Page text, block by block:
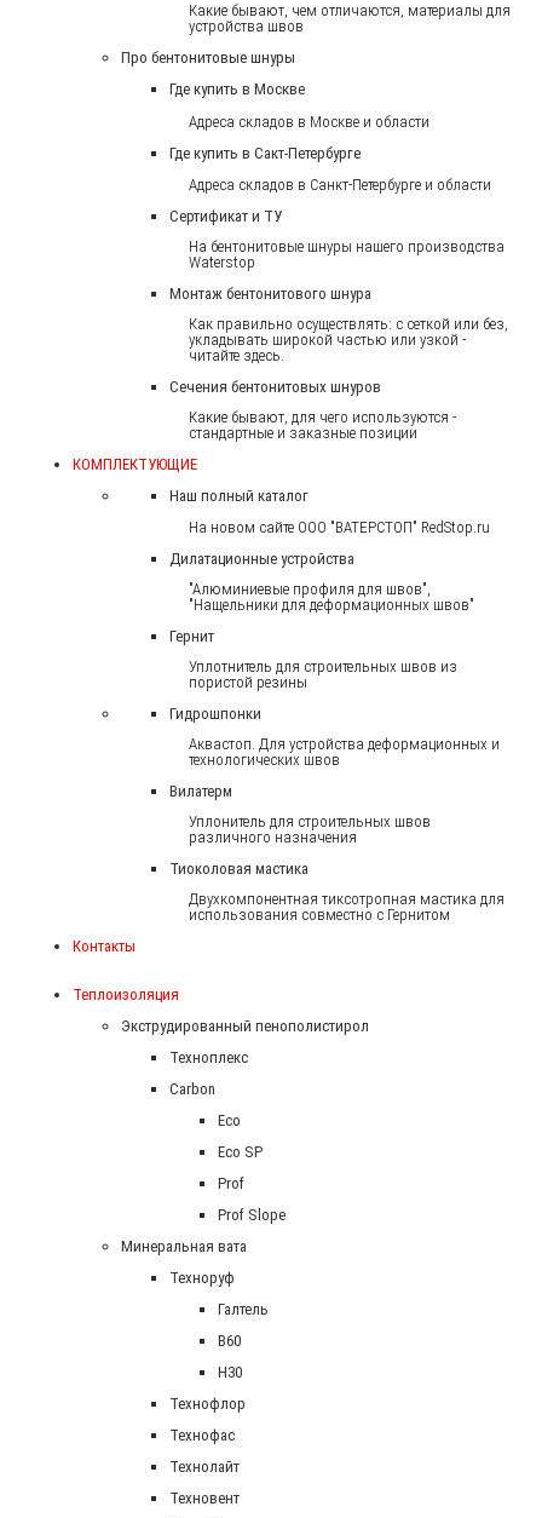
Какие бывают, чем отличаются, материалы для
устройства швов
Про бентонитовые шнуры
Где купить в Москве
Адреса складов в Москве и области
Где купить в Сакт-Петербурге
Адреса складов в Санкт-Петербурге и области
Сертификат и ТУ
На бентонитовые шнуры нашего производства
Waterstop
Монтаж бентонитового шнура
Как правильно осуществлять: с сеткой или без,
укладывать широкой частью или узкой -
читайте здесь.
Сечения бентонитовых шнуров
Какие бывают, для чего используются -
стандартные и заказные позиции
КОМПЛЕКТУЮЩИЕ
Наш полный каталог
На новом сайте ООО "ВАТЕРСТОП" RedStop.ru
Дилатационные устройства
"Алюминиевые профиля для швов",
"Нащельники для деформационных швов"
Гернит
Уплотнитель для строительных швов из
пористой резины
Гидрошпонки
Аквастоп. Для устройства деформационных и
технологических швов
Вилатерм
Уплонитель для строительных швов
различного назначения
Тиоколовая мастика
Двухкомпонентная тиксотропная мастика для
использования совместно с Гернитом
Контакты
Теплоизоляция
Экструдированный пенополистирол
Техноплекс
Carbon
Eco
Eco SP
Prof
Prof Slope
Минеральная вата
Техноруф
Галтель
В60
Н30
Технофлор
Технофас
Технолайт
Техновент